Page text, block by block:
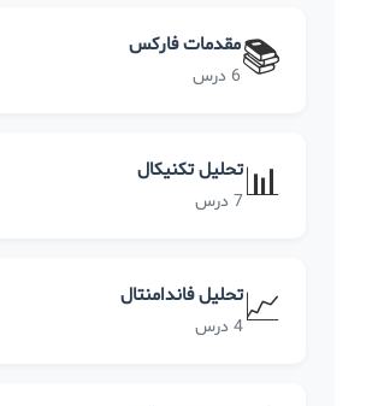
📚مقدمات فارکس
6 درس
📊تحلیل تکنیکال
7 درس
📈تحلیل فاندامنتال
4 درس